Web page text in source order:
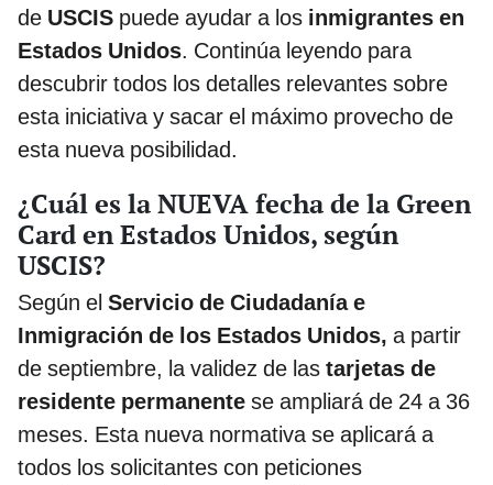
de USCIS puede ayudar a los inmigrantes en
Estados Unidos. Continúa leyendo para
descubrir todos los detalles relevantes sobre
esta iniciativa y sacar el máximo provecho de
esta nueva posibilidad.
¿Cuál es la NUEVA fecha de la Green
Card en Estados Unidos, según
USCIS?
Según el Servicio de Ciudadanía e
Inmigración de los Estados Unidos, a partir
de septiembre, la validez de las tarjetas de
residente permanente se ampliará de 24 a 36
meses. Esta nueva normativa se aplicará a
todos los solicitantes con peticiones